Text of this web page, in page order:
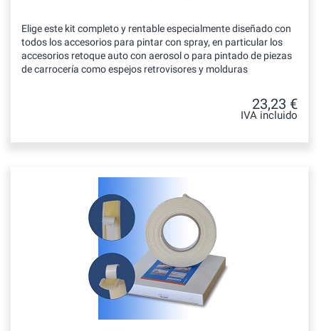
Elige este kit completo y rentable especialmente diseñado con
todos los accesorios para pintar con spray, en particular los
accesorios retoque auto con aerosol o para pintado de piezas
de carrocería como espejos retrovisores y molduras
23,23 €
IVA incluido